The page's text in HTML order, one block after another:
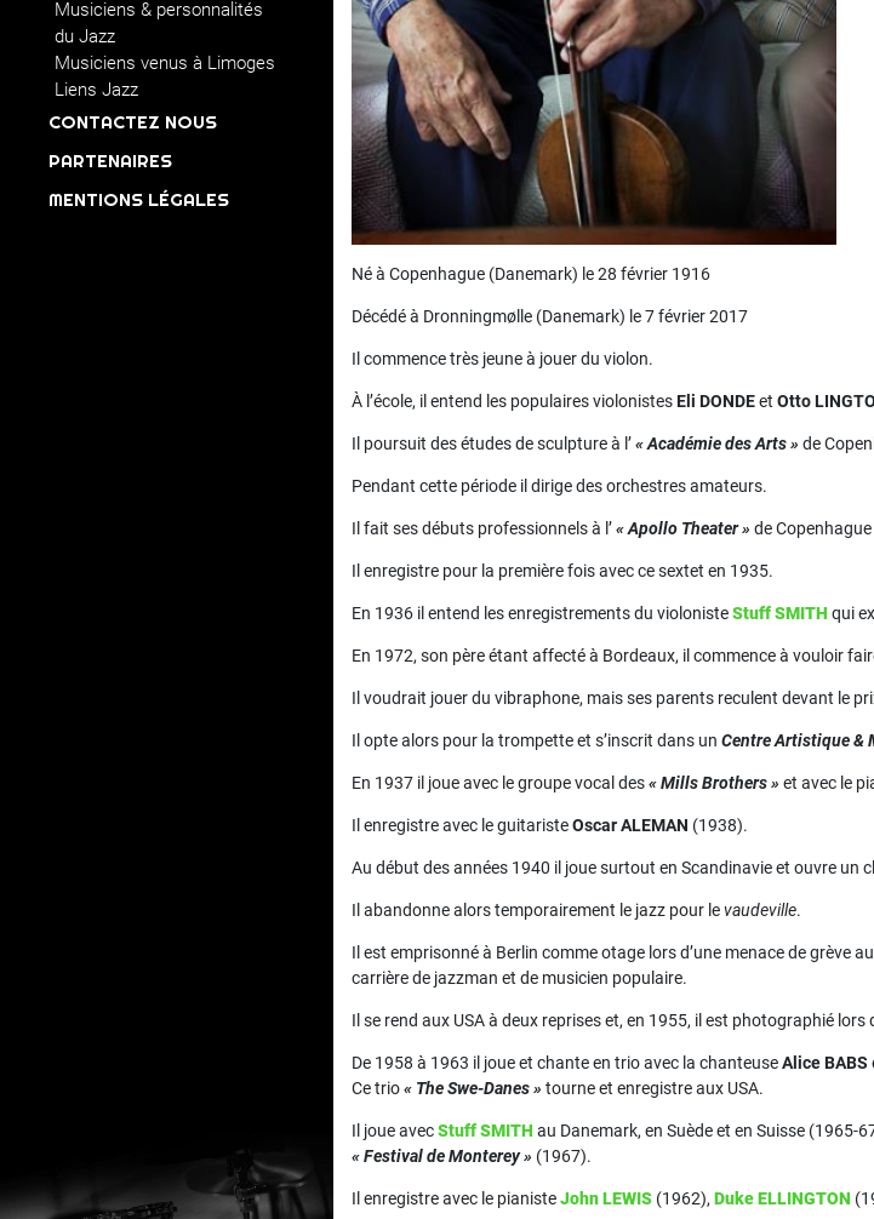
Musiciens & personnalités
du Jazz
Musiciens venus à Limoges
Liens Jazz
CONTACTEZ NOUS
PARTENAIRES
MENTIONS LÉGALES
Né à Copenhague (Danemark) le 28 février 1916
Décédé à Dronningmølle (Danemark) le 7 février 2017
Il commence très jeune à jouer du violon.
À l’école, il entend les populaires violonistesEli DONDEet Otto
Il poursuit des études de sculpture à l’« Académie des Arts » de
Pendant cette période il dirige des orchestres amateurs.
Il fait ses débuts professionnels à l’« Apollo Theater » de
Il enregistre pour la première fois avec ce sextet en 1935.
En 1936 il entend les enregistrements du violonisteStuff SMITH qui
En 1972, son père étant affecté à Bordeaux, il commence à vouloir
Il voudrait jouer du vibraphone, mais ses parents reculent devant le
Il opte alors pour la trompette et s’inscrit dans un Centre Artistique &
En 1937 il joue avec le groupe vocal des« Mills Brothers » et avec le
Il enregistre avec le guitaristeOscar ALEMAN (1938).
Au début des années 1940 il joue surtout en Scandinavie et ouvre un
Il abandonne alors temporairement le jazz pour levaudeville.
Il est emprisonné à Berlin comme otage lors d’une menace de grève
carrière de jazzman et de musicien populaire.
Il se rend aux USA à deux reprises et, en 1955, il est photographié lors
De 1958 à 1963 il joue et chante en trio avec la chanteuseAlice BABS
Ce trio« The Swe-Danes » tourne et enregistre aux USA.
Il joue avecStuff SMITH au Danemark, en Suède et en Suisse (1965-
« Festival de Monterey » (1967).
Il enregistre avec le pianisteJohn LEWIS (1962), Duke ELLINGTON